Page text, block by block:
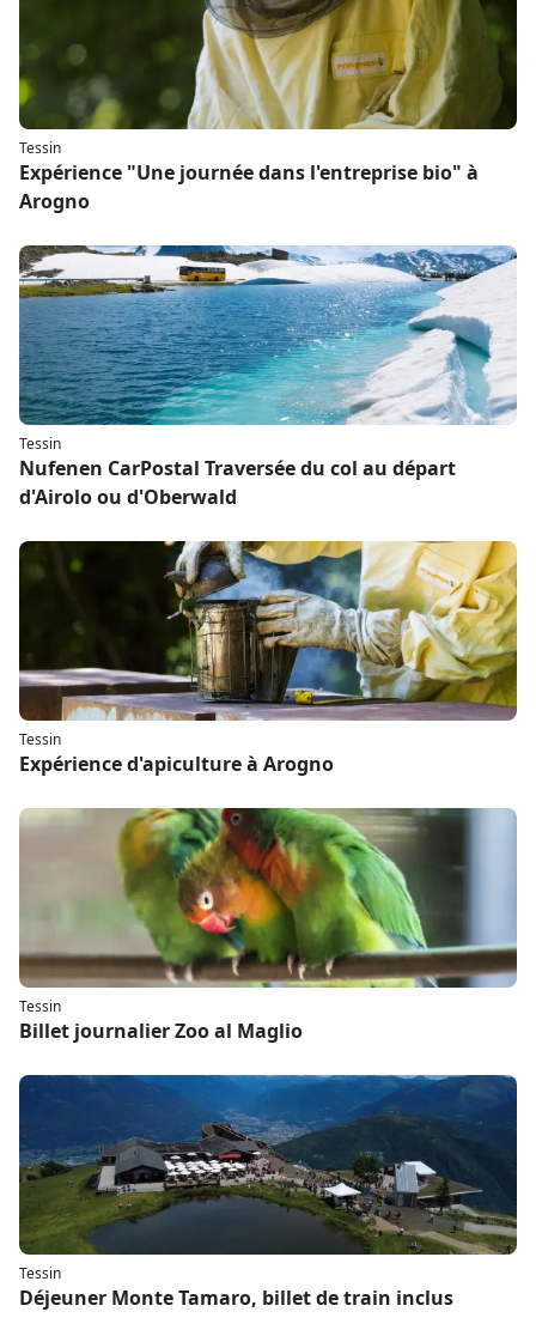
Tessin
Expérience "Une journée dans l'entreprise bio" à
Arogno
Tessin
Nufenen CarPostal Traversée du col au départ
d'Airolo ou d'Oberwald
Tessin
Expérience d'apiculture à Arogno
Tessin
Billet journalier Zoo al Maglio
Tessin
Déjeuner Monte Tamaro, billet de train inclus